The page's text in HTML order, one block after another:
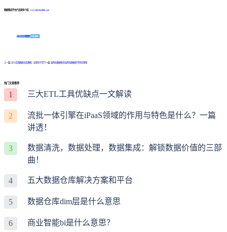
数据集成平台产品更多介绍： www.finedatalink.com
免费体验Demo 咨询方案
上一篇: 怎么实现数据仓库建模，这里有干货下一篇: 结构化数据和非结构化数据的不同在哪里
热门文章推荐
1 三大ETL工具优缺点一文解读
2
流批一体引擎在iPaaS领域的作用与特色是什么？一篇
讲透！
3
数据清洗，数据处理，数据集成：解锁数据价值的三部
曲！
4 五大数据仓库解决方案和平台
5 数据仓库dim层是什么意思
6 商业智能bi是什么意思？